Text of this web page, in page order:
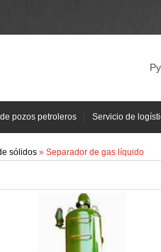
pozos petroleros Servicio de
sólidos » Separador de gas líquido